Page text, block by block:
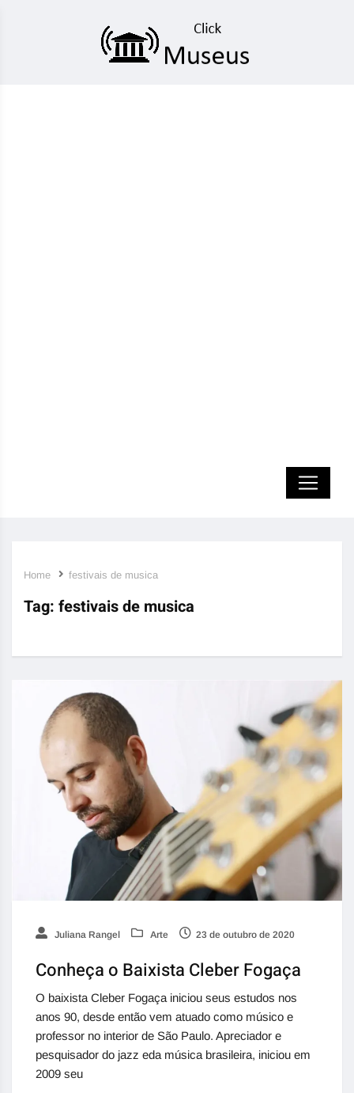
Home festivais de musica
Tag: festivais de musica
Juliana Rangel Arte 23 de outubro de 2020
Conheça o Baixista Cleber Fogaça
O baixista Cleber Fogaça iniciou seus estudos nos
anos 90, desde então vem atuado como músico e
professor no interior de São Paulo. Apreciador e
pesquisador do jazz eda música brasileira, iniciou em
2009 seu